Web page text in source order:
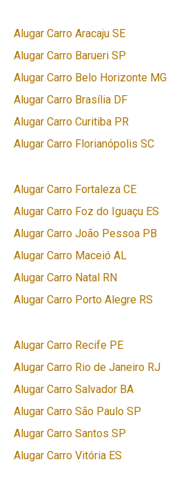
Alugar Carro Aracaju SE
Alugar Carro Barueri SP
Alugar Carro Belo Horizonte MG
Alugar Carro Brasília DF
Alugar Carro Curitiba PR
Alugar Carro Florianópolis SC
Alugar Carro Fortaleza CE
Alugar Carro Foz do Iguaçu ES
Alugar Carro João Pessoa PB
Alugar Carro Maceió AL
Alugar Carro Natal RN
Alugar Carro Porto Alegre RS
Alugar Carro Recife PE
Alugar Carro Rio de Janeiro RJ
Alugar Carro Salvador BA
Alugar Carro São Paulo SP
Alugar Carro Santos SP
Alugar Carro Vitória ES